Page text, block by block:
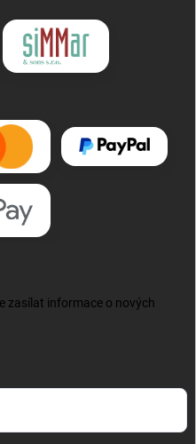
zasílat informace o nových